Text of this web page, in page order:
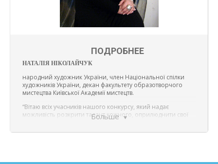
Больше
ПОДРОБНЕЕ
НАТАЛІЯ НІКОЛАЙЧУК
народний художник України, член Національної спілки
художників України, декан факультету образотворчого
мистецтва Київської Академії мистецтв.
“Вітаю всіх учасників нашого конкурсу, який надає
можливість розкрити талант кожного, оприлюднити свої